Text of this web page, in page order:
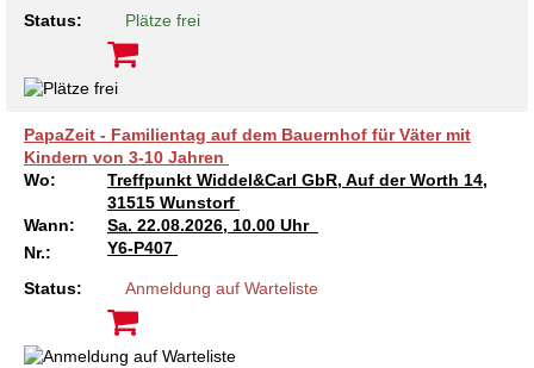
Status: Plätze frei
PapaZeit - Familientag auf dem Bauernhof für Väter mit
Kindern von 3-10 Jahren
Wo:
Treffpunkt Widdel&Carl GbR, Auf der Worth 14,
31515 Wunstorf
Wann:
Sa. 22.08.2026, 10.00 Uhr
Nr.:
Y6-P407
Status: Anmeldung auf Warteliste